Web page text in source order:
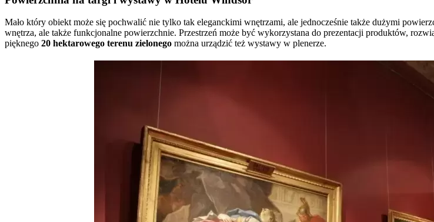
Mało który obiekt może się pochwalić nie tylko tak eleganckimi wnętrzami, ale jednocześnie także dużymi
wnętrza, ale także funkcjonalne powierzchnie. Przestrzeń może być wykorzystana do prezentacji produktów,
pięknego 20 hektarowego terenu zielonego można urządzić też wystawy w plenerze.